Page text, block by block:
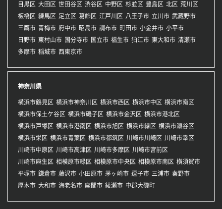
目黒区 大田区 世田谷区 渋谷区 中野区 杉並区 豊島区 北区 荒川区
板橋区 練馬区 足立区 葛飾区 江戸川区 八王子市 立川市 武蔵野市
三鷹市 青梅市 府中市 昭島市 調布市 町田市 小金井市 小平市
日野市 東村山市 国分寺市 国立市 福生市 狛江市 東大和市 清瀬市
多摩市 稲城市 西東京市
神奈川県
横浜市鶴見区 横浜市神奈川区 横浜市西区 横浜市中区 横浜市南区
横浜市保土ケ谷区 横浜市磯子区 横浜市金沢区 横浜市港北区
横浜市戸塚区 横浜市港南区 横浜市旭区 横浜市緑区 横浜市瀬谷区
横浜市栄区 横浜市青葉区 横浜市都筑区 川崎市川崎区 川崎市幸区
川崎市中原区 川崎市高津区 川崎市多摩区 川崎市宮前区
川崎市麻生区 相模原市緑区 相模原市中央区 相模原市南区 横須賀市
平塚市 鎌倉市 藤沢市 小田原市 茅ヶ崎市 逗子市 三浦市 秦野市
厚木市 大和市 海老名市 座間市 綾瀬市 中郡大磯町